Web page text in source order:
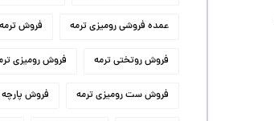
عمده فروشی رومیزی ترمه فروش
فروش روتختی ترمه فروش رومیزی
فروش ست رومیزی ترمه فروش پارچه